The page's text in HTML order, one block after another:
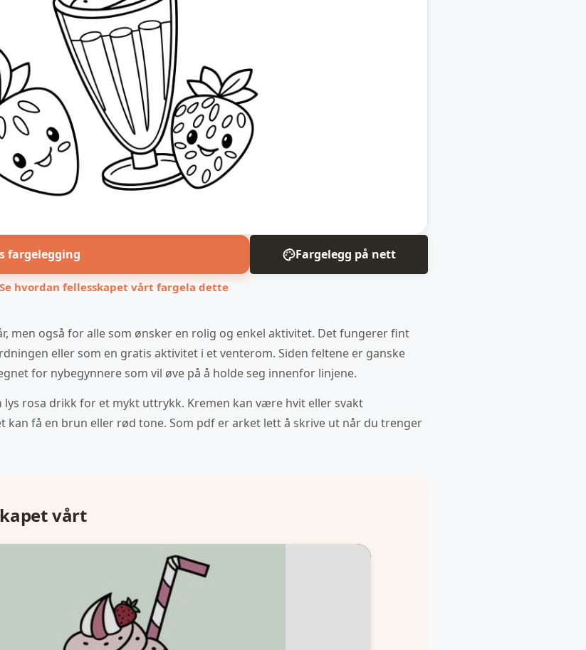
fargelegging Fargelegg på nett
hvordan fellesskapet vårt fargela dette
men også for alle som ønsker en rolig og enkel aktivitet. Det fungerer fint
eller som en gratis aktivitet i et venterom. Siden feltene er ganske
for nybegynnere som vil øve på å holde seg innenfor linjene.
rosa drikk for et mykt uttrykk. Kremen kan være hvit eller svakt
kan få en brun eller rød tone. Som pdf er arket lett å skrive ut når du trenger
vårt